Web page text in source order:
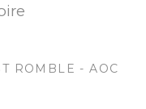
ROMBLE - AOC